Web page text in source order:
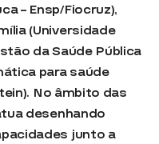
– Ensp/Fiocruz),
(Universidade
da Saúde Pública
para saúde
No âmbito das
desenhando
junto a